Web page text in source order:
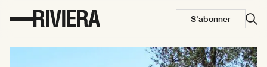
S'abonner